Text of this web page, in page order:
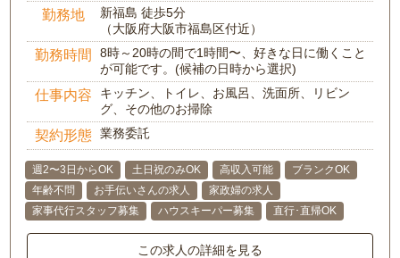
勤務地
新福島 徒歩5分
（大阪府大阪市福島区付近）
勤務時間
8時～20時の間で1時間〜、好きな日に働くこと
が可能です。(候補の日時から選択)
仕事内容
キッチン、トイレ、お風呂、洗面所、リビン
グ、その他のお掃除
契約形態 業務委託
週2〜3日からOK 土日祝のみOK 高収入可能
ブランクOK
年齢不問
お手伝いさんの求人
家政婦の求人
家事代行スタッフ募集
ハウスキーパー募集 直行･直帰OK
この求人の詳細を見る